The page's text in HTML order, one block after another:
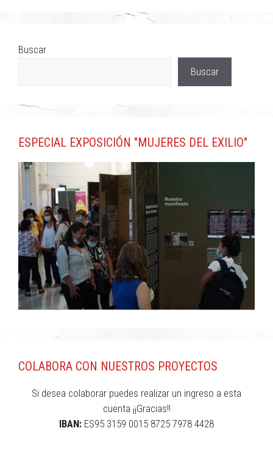
Buscar
Buscar
ESPECIAL EXPOSICIÓN "MUJERES DEL EXILIO"
COLABORA CON NUESTROS PROYECTOS
Si desea colaborar puedes realizar un ingreso a esta
cuenta ¡¡Gracias!!
IBAN: ES95 3159 0015 8725 7978 4428